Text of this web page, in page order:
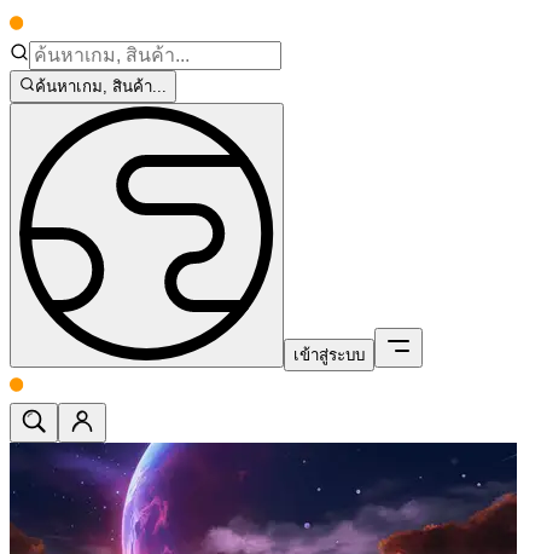
ค้นหาเกม, สินค้า...
เข้าสู่ระบบ